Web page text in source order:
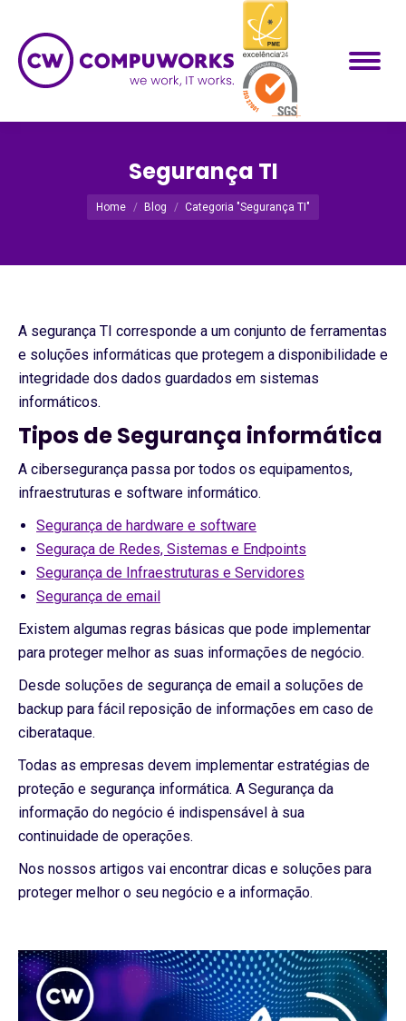
Segurança TI
Você está aqui:
Home Blog Categoria "Segurança TI"
A segurança TI corresponde a um conjunto de ferramentas
e soluções informáticas que protegem a disponibilidade e
integridade dos dados guardados em sistemas
informáticos.
Tipos de Segurança informática
A cibersegurança passa por todos os equipamentos,
infraestruturas e software informático.
Segurança de hardware e software
Seguraça de Redes, Sistemas e Endpoints
Segurança de Infraestruturas e Servidores
Segurança de email
Existem algumas regras básicas que pode implementar
para proteger melhor as suas informações de negócio.
Desde soluções de segurança de email a soluções de
backup para fácil reposição de informações em caso de
ciberataque.
Todas as empresas devem implementar estratégias de
proteção e segurança informática. A Segurança da
informação do negócio é indispensável à sua
continuidade de operações.
Nos nossos artigos vai encontrar dicas e soluções para
proteger melhor o seu negócio e a informação.